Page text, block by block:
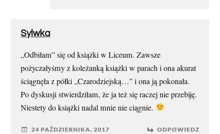
Sylwka
„Odbiłam” się od książki w Liceum. Zawsze
pożyczałyśmy z koleżanką książki w parach i ona akurat
ściągnęła z półki „Czarodziejską…” i ona ją pokonała.
Po dyskusji stwierdziłam, że ja też się raczej nie przebiję.
Niestety do książki nadal mnie nie ciągnie.
24 PAŹDZIERNIKA, 2017 ODPOWIEDZ